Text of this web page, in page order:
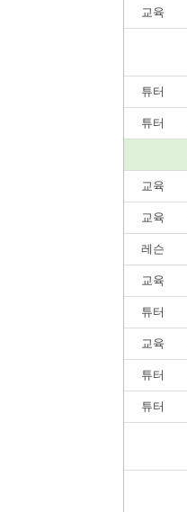
교육
튜터
튜터
교육
교육
레슨
교육
튜터
교육
튜터
튜터